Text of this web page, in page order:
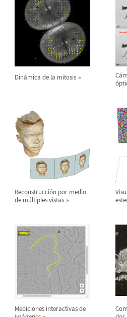
Dinámica de la mitosis Cá
ó
Reconstrucción por medio
de múltiples vistas
Mediciones interactivas de